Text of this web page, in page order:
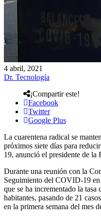
4 abril, 2021
Dr. Tecnología
¡Compartir este!
Facebook
Twitter
Google Plus
La cuarentena radical se
próximos siete días para
19, anunció el presidente de
Durante una reunión con la
Seguimiento del COVID-19 en
que se ha incrementado la
habitantes, pasando de 21
en la primera semana del mes